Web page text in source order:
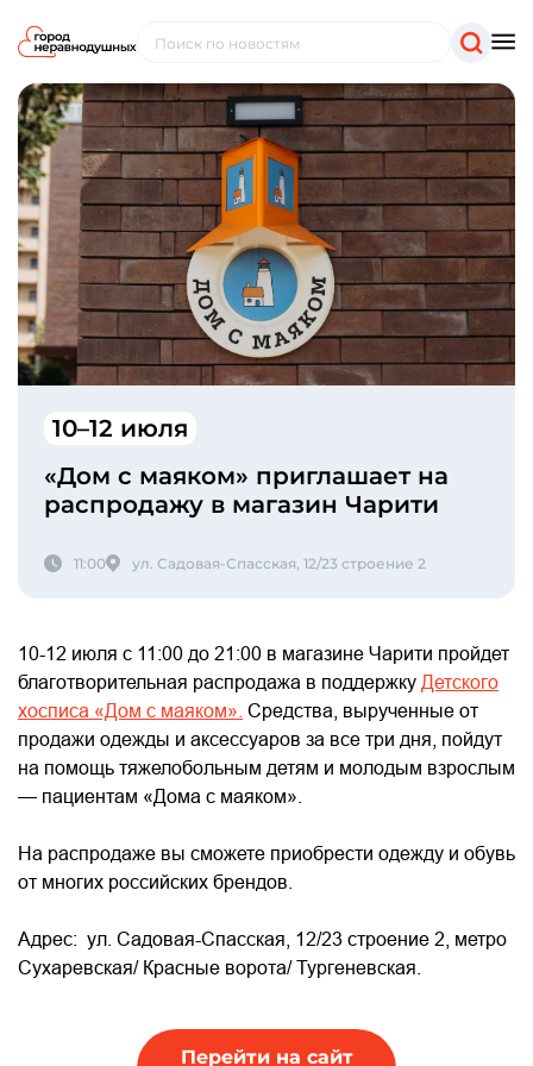
10–12 июля
«Дом с маяком» приглашает на
распродажу в магазин Чарити
ул. Садовая-Спасская, 12/23 строение 2
11:00
10-12 июля с 11:00 до 21:00 в магазине Чарити пройдет
благотворительная распродажа в поддержку Детского
хосписа «Дом с маяком». Средства, вырученные от
продажи одежды и аксессуаров за все три дня, пойдут
на помощь тяжелобольным детям и молодым взрослым
— пациентам «Дома с маяком».
На распродаже вы сможете приобрести одежду и обувь
от многих российских брендов.
Адрес: ул. Садовая-Спасская, 12/23 строение 2, метро
Сухаревская/ Красные ворота/ Тургеневская.
Перейти на сайт